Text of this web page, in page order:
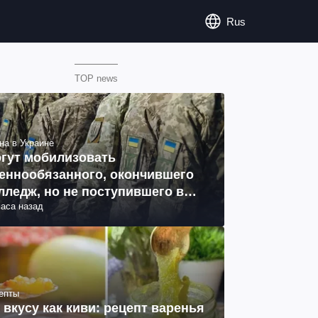
Rus
TOP news
в Украине
мобилизовать
окончившего
но не поступившего в
объяснение юриста
назад
как киви: рецепт варенья